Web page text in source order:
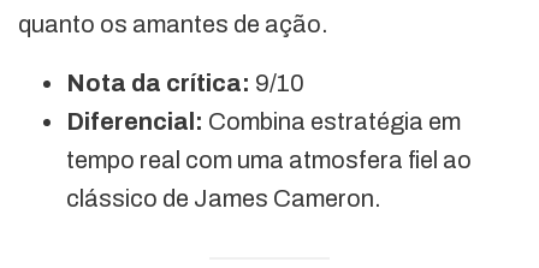
quanto os amantes de ação.
Nota da crítica: 9/10
Diferencial: Combina estratégia em
tempo real com uma atmosfera fiel ao
clássico de James Cameron.